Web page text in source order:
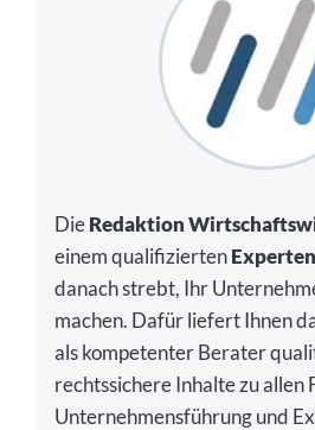
DieRedaktion
einem qualifizierten
danach strebt, Ihr
machen. Dafür liefert Ihnen
als kompetenter Berater
rechtssichere Inhalte zu allen
Unternehmensführung und